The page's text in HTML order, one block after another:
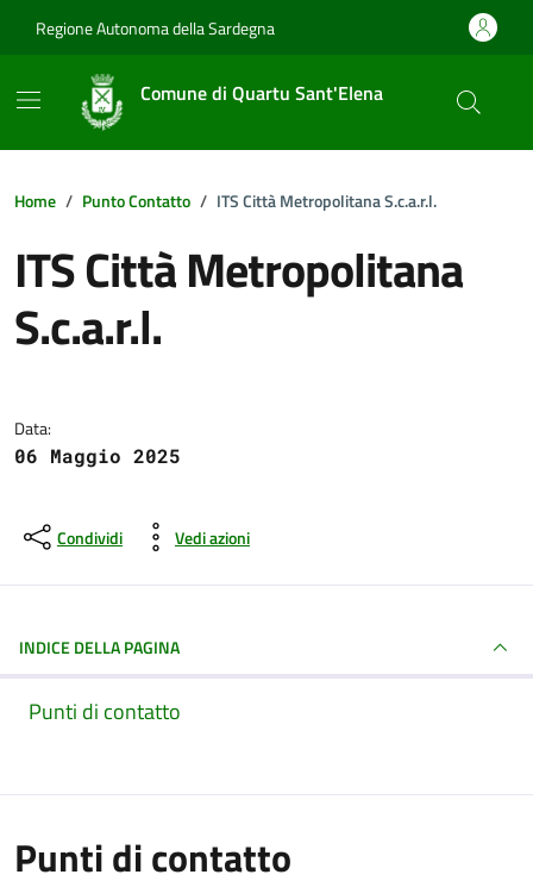
Regione Autonoma della Sardegna
Comune di Quartu Sant'Elena
Home Punto Contatto ITS Città Metropolitana S.c.a.r.l.
ITS Città Metropolitana
S.c.a.r.l.
Data:
06 Maggio 2025
Condividi Vedi azioni
INDICE DELLA PAGINA
Punti di contatto
Punti di contatto